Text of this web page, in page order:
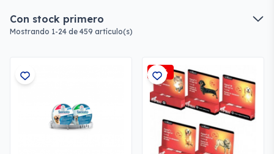
Con stock primero
Mostrando 1-24 de 459 artículo(s)
-2%